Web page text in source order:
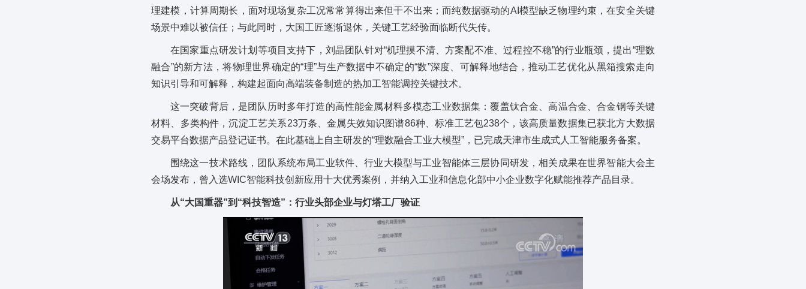
理建模，计算周期长，面对现场复杂工况常常算得出来但干不出来；而纯数据驱动的AI模型缺乏物理约束，在安全关键
场景中难以被信任；与此同时，大国工匠逐渐退休，关键工艺经验面临断代失传。
在国家重点研发计划等项目支持下，刘晶团队针对“机理摸不清、方案配不准、过程控不稳”的行业瓶颈，提出“理数
融合”的新方法，将物理世界确定的“理”与生产数据中不确定的“数”深度、可解释地结合，推动工艺优化从黑箱搜索走向
知识引导和可解释，构建起面向高端装备制造的热加工智能调控关键技术。
这一突破背后，是团队历时多年打造的高性能金属材料多模态工业数据集：覆盖钛合金、高温合金、合金钢等关键
材料、多类构件，沉淀工艺关系23万条、金属失效知识图谱86种、标准工艺包238个，该高质量数据集已获北方大数据
交易平台数据产品登记证书。在此基础上自主研发的“理数融合工业大模型”，已完成天津市生成式人工智能服务备案。
围绕这一技术路线，团队系统布局工业软件、行业大模型与工业智能体三层协同研发，相关成果在世界智能大会主
会场发布，曾入选WIC智能科技创新应用十大优秀案例，并纳入工业和信息化部中小企业数字化赋能推荐产品目录。
从“大国重器”到“科技智造”： 行业头部企业与灯塔工厂验证